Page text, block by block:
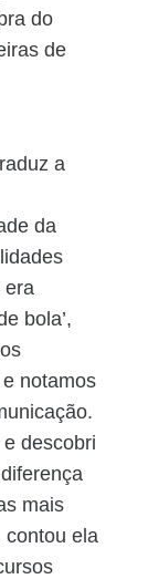
do
de
a
da
era
bola’,
notamos
descobri
mais
contou ela